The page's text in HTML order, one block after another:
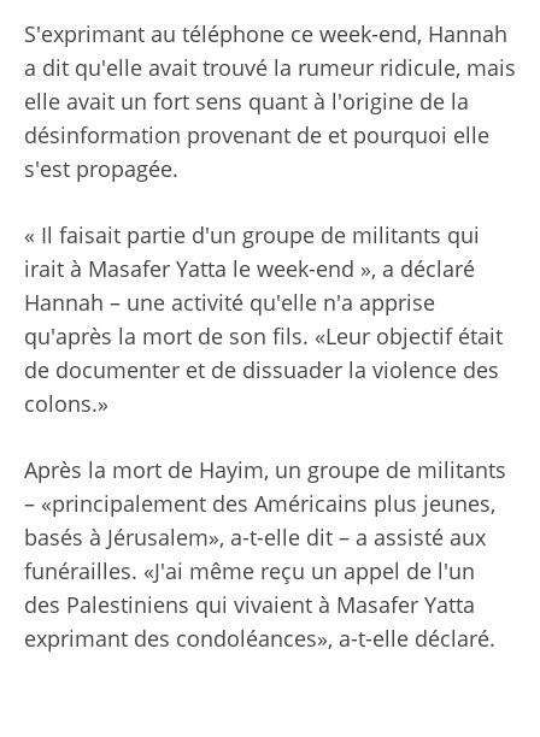
S'exprimant au téléphone ce week-end, Hannah
a dit qu'elle avait trouvé la rumeur ridicule, mais
elle avait un fort sens quant à l'origine de la
désinformation provenant de et pourquoi elle
s'est propagée.
« Il faisait partie d'un groupe de militants qui
irait à Masafer Yatta le week-end », a déclaré
Hannah – une activité qu'elle n'a apprise
qu'après la mort de son fils. «Leur objectif était
de documenter et de dissuader la violence des
colons.»
Après la mort de Hayim, un groupe de militants
– «principalement des Américains plus jeunes,
basés à Jérusalem», a-t-elle dit – a assisté aux
funérailles. «J'ai même reçu un appel de l'un
des Palestiniens qui vivaient à Masafer Yatta
exprimant des condoléances», a-t-elle déclaré.